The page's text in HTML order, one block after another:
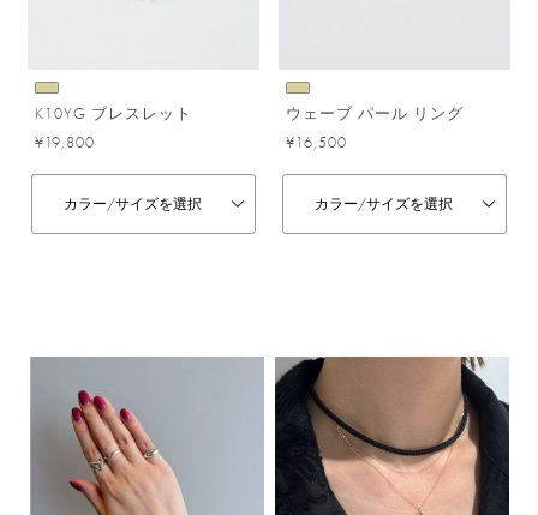
K10YG ブレスレット
¥19,800
カラー/サイズを選択
ウェーブ パール リング
¥16,500
カラー/サイズを選択